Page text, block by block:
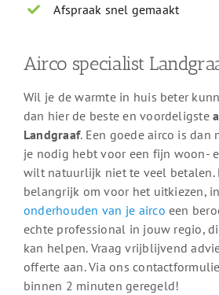
Afspraak snel gemaakt
Airco specialist
Wil je de warmte in huis beter
dan hier de beste en voordeligste
Landgraaf. Een goede airco is dan
je nodig hebt voor een fijn woon-
wilt natuurlijk niet te veel betalen.
belangrijk om voor het uitkiezen,
onderhouden van je airco een
echte professional in jouw regio,
kan helpen. Vraag vrijblijvend
offerte aan. Via ons
binnen 2 minuten geregeld!